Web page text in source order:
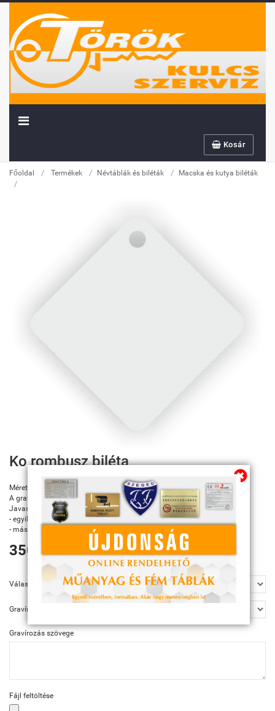
Kosár
Főoldal / Termékek / Névtáblák és biléták / Macska és kutya biléták
/
Ko rombusz biléta
Mérete: 26*26 mm
A gravírozás fekete színnel jelenik meg.
Javasolt szöveg:
- egyik oldalon telefonszám
- másik oldalon a kutya neve
350 Ft
Választható méret
Gravírozás
Gravírozás szövege
Fájl feltöltése